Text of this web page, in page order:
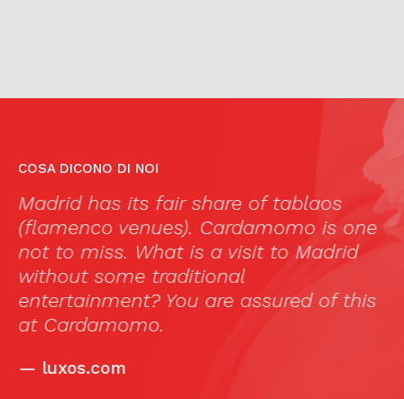
COSA DICONO DI NOI
Madrid has its fair share of tablaos
(flamenco venues). Cardamomo is one
not to miss. What is a visit to Madrid
without some traditional
entertainment? You are assured of this
at Cardamomo.
— luxos.com
I